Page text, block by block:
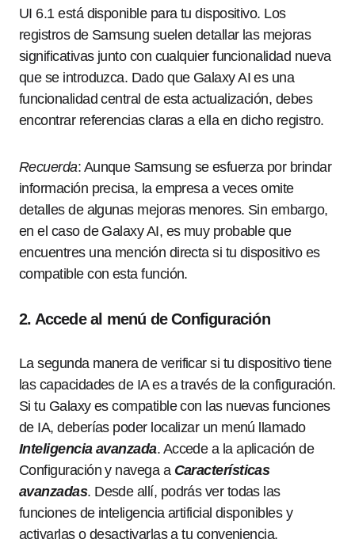
UI 6.1 está disponible para tu dispositivo. Los
registros de Samsung suelen detallar las mejoras
significativas junto con cualquier funcionalidad nueva
que se introduzca. Dado que Galaxy AI es una
funcionalidad central de esta actualización, debes
encontrar referencias claras a ella en dicho registro.
Recuerda: Aunque Samsung se esfuerza por brindar
información precisa, la empresa a veces omite
detalles de algunas mejoras menores. Sin embargo,
en el caso de Galaxy AI, es muy probable que
encuentres una mención directa si tu dispositivo es
compatible con esta función.
2. Accede al menú de Configuración
La segunda manera de verificar si tu dispositivo tiene
las capacidades de IA es a través de la configuración.
Si tu Galaxy es compatible con las nuevas funciones
de IA, deberías poder localizar un menú llamado
Inteligencia avanzada. Accede a la aplicación de
Configuración y navega a Características
avanzadas. Desde allí, podrás ver todas las
funciones de inteligencia artificial disponibles y
activarlas o desactivarlas a tu conveniencia.